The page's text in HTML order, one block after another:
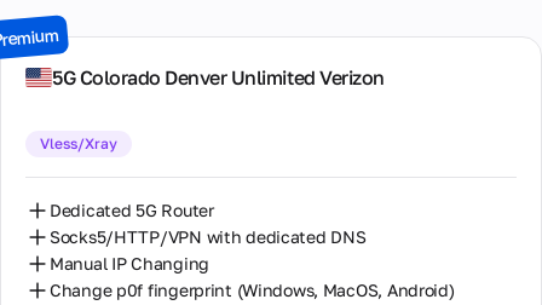
3 Days / ∞ GB / $21.00
30 Days / ∞ GB / $162.00
5G Colorado Denver Unlimited Verizon
Vless/Xray
Dedicated 5G Router
Socks5/HTTP/VPN with dedicated DNS
Manual IP Changing
Change p0f fingerprint (Windows, MacOS, Android)